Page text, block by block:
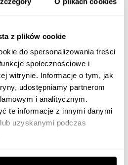
z plików cookie
do spersonalizowania treści
społecznościowe i
witrynie. Informacje o tym, jak
udostępniamy partnerom
i analitycznym.
te informacje z innymi danymi
uzyskanymi podczas
doświadczenie w obszarze social
i Gazeta.pl (Agora SA).
i social media.